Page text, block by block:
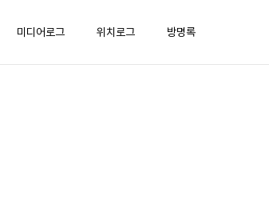
미디어로그 위치로그 방명록